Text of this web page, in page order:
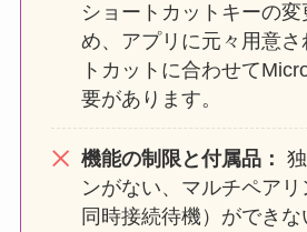
ショートカットキーの
め、アプリに元々用意
トカットに合わせて
要があります。
機能の制限と付属品：
ンがない、マルチペア
同時接続待機）ができ